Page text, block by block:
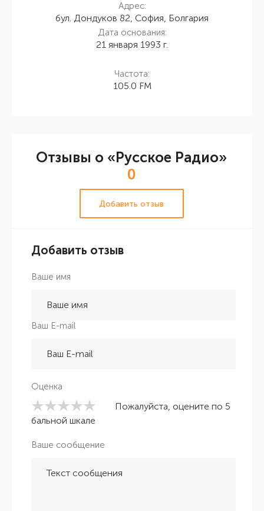
Адрес:
бул. Дондуков 82, София, Болгария
Дата основания:
21 января 1993 г.
Частота:
105.0 FM
Отзывы о «Русское Радио»
0
Добавить отзыв
Добавить отзыв
Ваше имя
Ваш E-mail
Оценка
Пожалуйста, оцените по 5
бальной шкале
Ваше сообщение